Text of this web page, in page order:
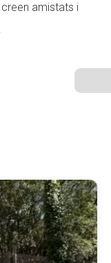
amistats i